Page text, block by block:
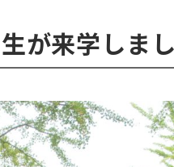
が来学しま